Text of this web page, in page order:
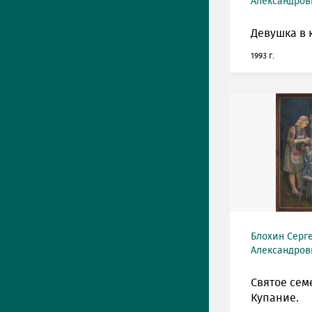
Девушка в
1993 г.
Блохин
Святое
Купание.